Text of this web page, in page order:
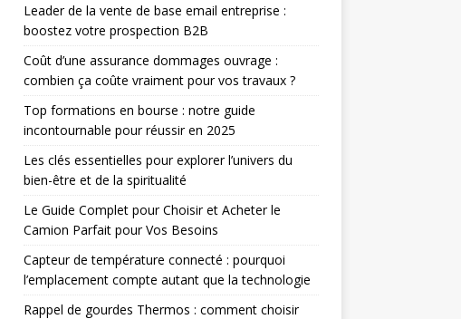
Leader de la vente de base email entreprise :
boostez votre prospection B2B
Coût d’une assurance dommages ouvrage :
combien ça coûte vraiment pour vos travaux ?
Top formations en bourse : notre guide
incontournable pour réussir en 2025
Les clés essentielles pour explorer l’univers du
bien-être et de la spiritualité
Le Guide Complet pour Choisir et Acheter le
Camion Parfait pour Vos Besoins
Capteur de température connecté : pourquoi
l’emplacement compte autant que la technologie
Rappel de gourdes Thermos : comment choisir